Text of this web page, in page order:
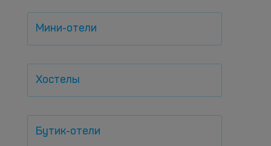
Мини-отели
Хостелы
Бутик-отели